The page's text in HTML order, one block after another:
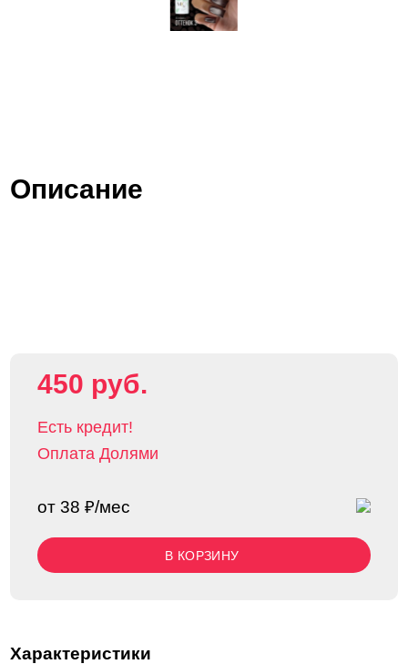
Описание
450 руб.
Есть кредит!
Оплата Долями
от 38 ₽/мес
В КОРЗИНУ
Характеристики